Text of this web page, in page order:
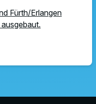
Fürth/Erlangen